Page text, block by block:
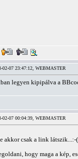
02-07 23:47:12, WEBMASTER
legyen kipipálva a
02-07 00:04:39, WEBMASTER
akkor csak a link látszik...:-
hogy maga a kép,